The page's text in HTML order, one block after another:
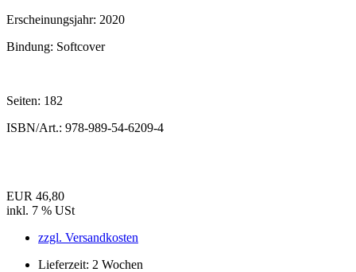
Erscheinungsjahr: 2020
Bindung: Softcover
Seiten: 182
ISBN/Art.: 978-989-54-6209-4
EUR 46,80
inkl. 7 % USt
zzgl. Versandkosten
Lieferzeit: 2 Wochen